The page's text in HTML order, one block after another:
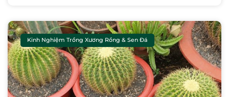
Kinh Nghiệm Trồng Xương Rồng & Sen Đá